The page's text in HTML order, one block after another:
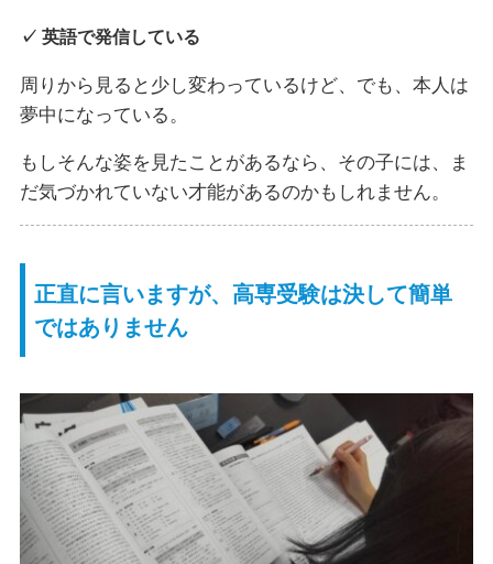
✓ 英語で発信している
周りから見ると少し変わっているけど、でも、本人は
夢中になっている。
もしそんな姿を見たことがあるなら、その子には、ま
だ気づかれていない才能があるのかもしれません。
正直に言いますが、高専受験は決して簡単
ではありません